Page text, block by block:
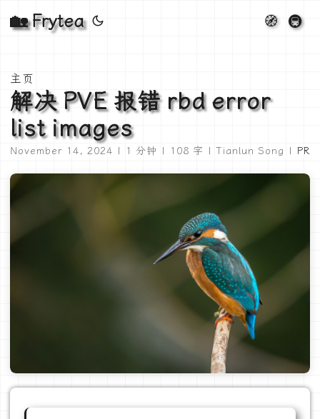
🏡 Frytea 🧭 🚇
主页
解决 PVE 报错 rbd error
list images
November 14, 2024 | 1 分钟 | 108 字 | Tianlun Song | PR